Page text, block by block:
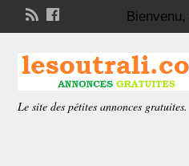
Bienvenu,
Le site des pétites annonces gratuites.